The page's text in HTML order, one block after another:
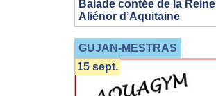
Balade contée de la Reine
Aliénor d’Aquitaine
GUJAN-MESTRAS
15 sept.